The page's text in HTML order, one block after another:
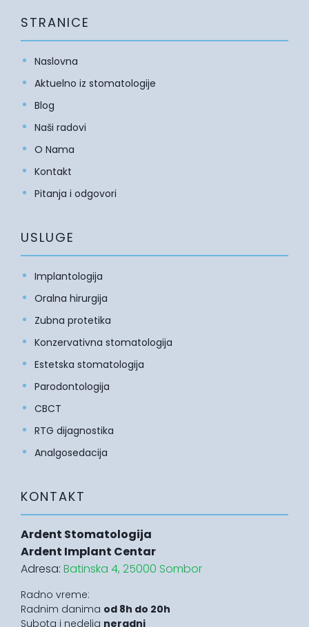
STRANICE
Naslovna
Aktuelno iz stomatologije
Blog
Naši radovi
O Nama
Kontakt
Pitanja i odgovori
USLUGE
Implantologija
Oralna hirurgija
Zubna protetika
Konzervativna stomatologija
Estetska stomatologija
Parodontologija
CBCT
RTG dijagnostika
Analgosedacija
KONTAKT
Ardent Stomatologija
Ardent Implant Centar
Adresa: Batinska 4, 25000 Sombor
Radno vreme:
Radnim danima od 8h do 20h
Subota i nedelja neradni